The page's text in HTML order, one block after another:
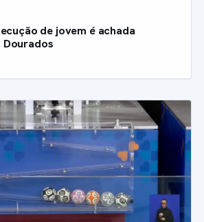
de jovem é achada
Dourados